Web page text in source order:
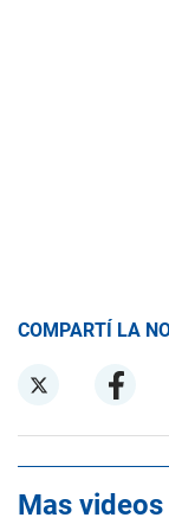
COMPARTÍ LA
Mas videos